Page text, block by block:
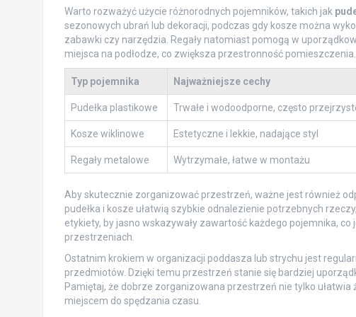
Warto rozważyć użycie różnorodnych pojemników, takich jak
sezonowych ubrań lub dekoracji, podczas gdy kosze można
zabawki czy narzędzia. Regały natomiast pomogą w
miejsca na podłodze, co zwiększa przestronność pomieszczenia.
Typ pojemnika Najważniejsze cechy
Pudełka plastikowe Trwałe i wodoodporne, często
Kosze wiklinowe Estetyczne i lekkie, nadające styl
Regały metalowe Wytrzymałe, łatwe w montażu
Aby skutecznie zorganizować przestrzeń, ważne jest również
pudełka i kosze ułatwią szybkie odnalezienie potrzebnych
etykiety, by jasno wskazywały zawartość każdego pojemnika,
przestrzeniach.
Ostatnim krokiem w organizacji poddasza lub strychu jest
przedmiotów. Dzięki temu przestrzeń stanie się bardziej
Pamiętaj, że dobrze zorganizowana przestrzeń nie tylko
miejscem do spędzania czasu.